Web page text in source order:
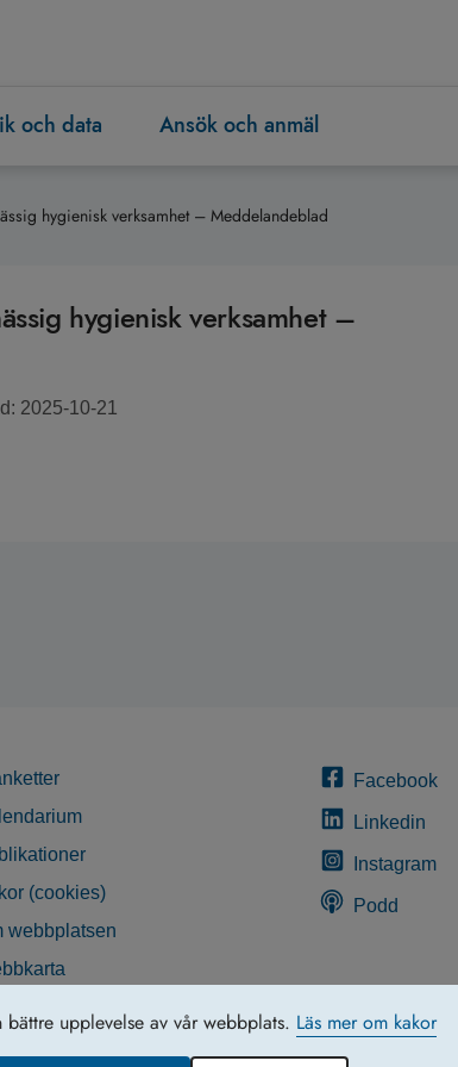
upplevelse av vår webbplats. Läs mer om kakor
och data Ansök och anmäl
hygienisk verksamhet – Meddelandeblad
hygienisk verksamhet –
2025-10-21
(cookies)
webbplatsen
Facebook
Linkedin
Instagram
Podd